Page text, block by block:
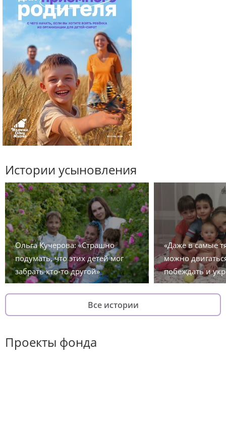
Истории усыновления
Ольга Кучерова: «Страшно
подумать, что этих детей мог
забрать кто-то другой»
«Даже в самые
можно
побеждать и
Все истории
Проекты фонда